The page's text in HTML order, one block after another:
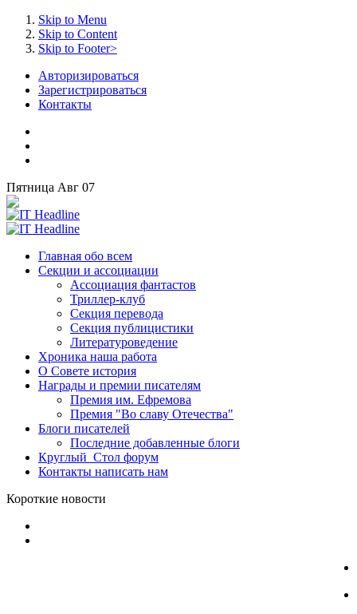
Skip to Menu
Skip to Content
Skip to Footer>
Авторизироваться
Зарегистрироваться
Контакты
Пятница Авг 07
Главная обо всем
Секции и ассоциации
Ассоциация фантастов
Триллер-клуб
Секция перевода
Секция публицистики
Литературоведение
Хроника наша работа
О Совете история
Награды и премии писателям
Премия им. Ефремова
Премия "Во славу Отечества"
Блоги писателей
Последние добавленные блоги
Круглый_Стол форум
Контакты написать нам
Короткие новости